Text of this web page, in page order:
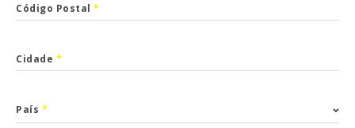
Código Postal *
Cidade *
País *